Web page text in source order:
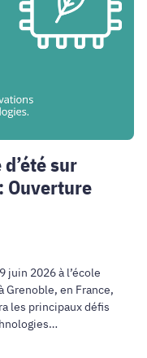
sur
Ouverture
juin 2026 à l’école
Grenoble, en France,
les principaux défis